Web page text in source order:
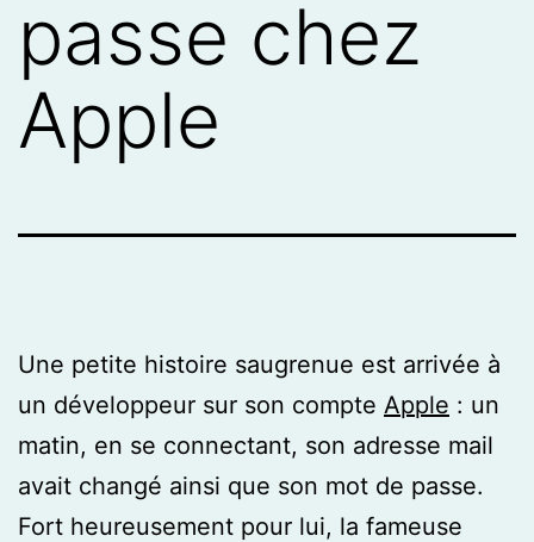
passe chez
Apple
Une petite histoire saugrenue est arrivée à
un développeur sur son compte Apple : un
matin, en se connectant, son adresse mail
avait changé ainsi que son mot de passe.
Fort heureusement pour lui, la fameuse